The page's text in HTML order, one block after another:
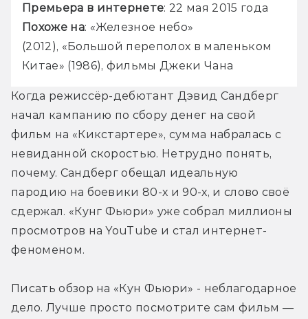
Премьера в интернете: 22 мая 2015 года
Похоже на: «Железное небо»
(2012), «Большой переполох в маленьком
Китае» (1986), фильмы Джеки Чана
Когда режиссёр-дебютант Дэвид Сандберг
начал кампанию по сбору денег на свой
фильм на «Кикстартере», сумма набралась с
невиданной скоростью. Нетрудно понять,
почему. Сандберг обещал идеальную
пародию на боевики 80-х и 90-х, и слово своё
сдержал. «Кунг Фьюри» уже собрал миллионы
просмотров на YouTube и стал интернет-
феноменом.
Писать обзор на «Кун Фьюри» - неблагодарное
дело. Лучше просто посмотрите сам фильм —